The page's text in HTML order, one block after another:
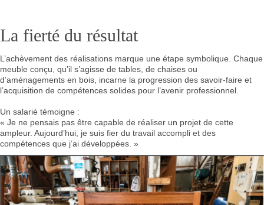
La fierté du résultat
L’achèvement des réalisations marque une étape symbolique. Chaque
meuble conçu, qu’il s’agisse de tables, de chaises ou
d’aménagements en bois, incarne la progression des savoir-faire et
l’acquisition de compétences solides pour l’avenir professionnel.
Un salarié témoigne :
« Je ne pensais pas être capable de réaliser un projet de cette
ampleur. Aujourd’hui, je suis fier du travail accompli et des
compétences que j’ai développées. »